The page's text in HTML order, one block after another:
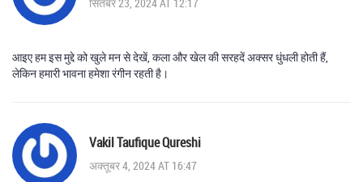
सितंबर 23, 2024 AT 12:17
आइए हम इस मुद्दे को खुले मन से देखें, कला और खेल की सरहदें अक्सर धुंधली होती हैं,
लेकिन हमारी भावना हमेशा रंगीन रहती है।
Vakil Taufique Qureshi
अक्तूबर 4, 2024 AT 16:47